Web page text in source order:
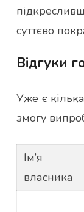
суттєво
Відгуки
Уже є
змогу
Ім’я
власника